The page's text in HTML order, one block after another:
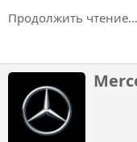
Продолжить чтение...
Н
а